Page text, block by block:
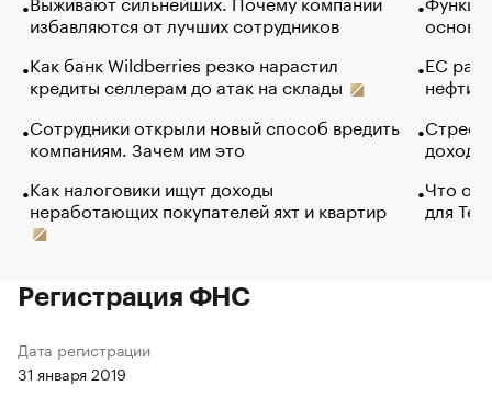
избавляются от лучших сотрудников
Как банк Wildberries резко нарастил
кредиты селлерам до атак на склады
Сотрудники открыли новый способ вредить
компаниям. Зачем им это
Как налоговики ищут доходы
неработающих покупателей яхт и квартир
основ
ЕС
нефти
Что
для
Регистрация ФНС
Дата регистрации
31 января 2019